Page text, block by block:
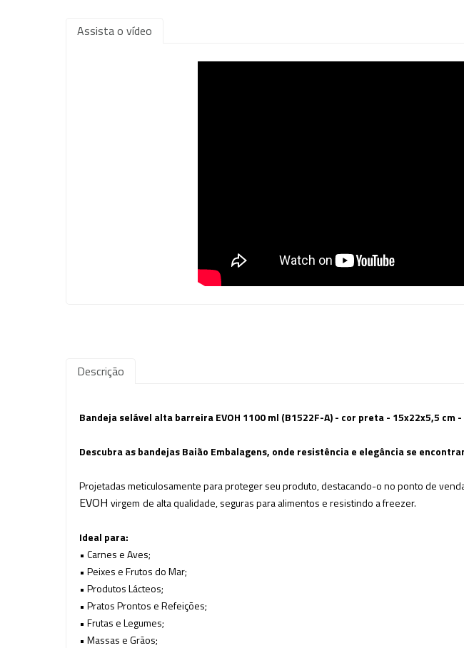
Assista o vídeo
Descrição
Bandeja selável alta barreira EVOH 1100 ml (B1522F-A) - cor preta - 15x22x5,5 cm
Descubra as bandejas Baião Embalagens, onde resistênciae elegância se
Projetadas meticulosamente para proteger seu produto, destacando-o no ponto de
EVOH virgem de alta qualidade, seguras para alimentos e resistindo a freezer.
Ideal para:
• Carnes e Aves;
• Peixes e Frutos do Mar;
• Produtos Lácteos;
• Pratos Prontos e Refeições;
• Frutas e Legumes;
• Massas e Grãos;